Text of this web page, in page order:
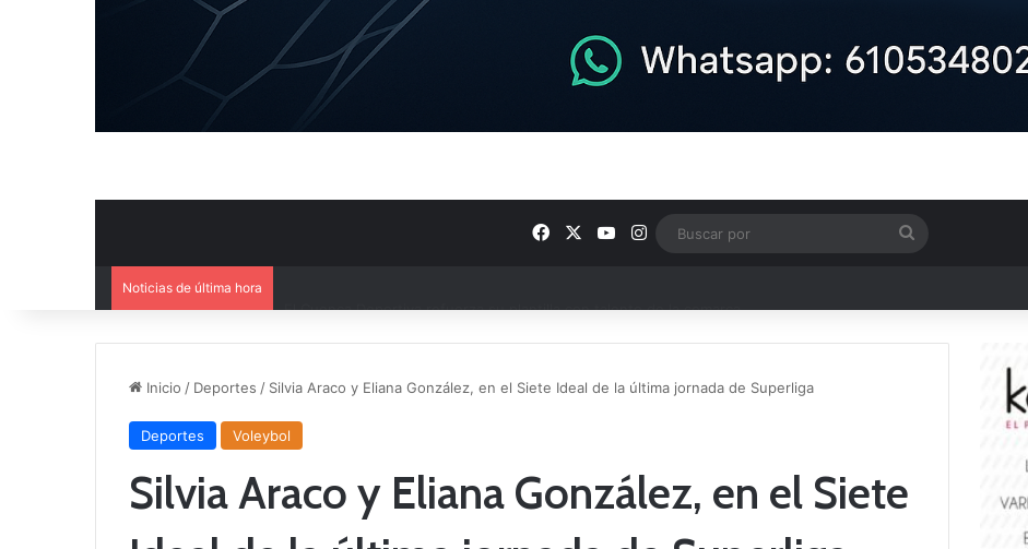
FacebookYouTube
Instagram
Noticias de última hora
Inicio / Deportes / Silvia Araco y Eliana González, en el Siete Ideal de la última jornada de Superliga
Deportes Voleybol
Silvia Araco y Eliana González, en el Siete